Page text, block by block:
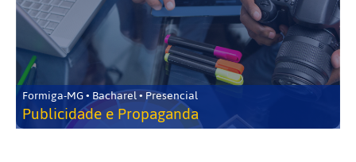
Formiga-MG • Bacharel • Presencial
Publicidade e Propaganda